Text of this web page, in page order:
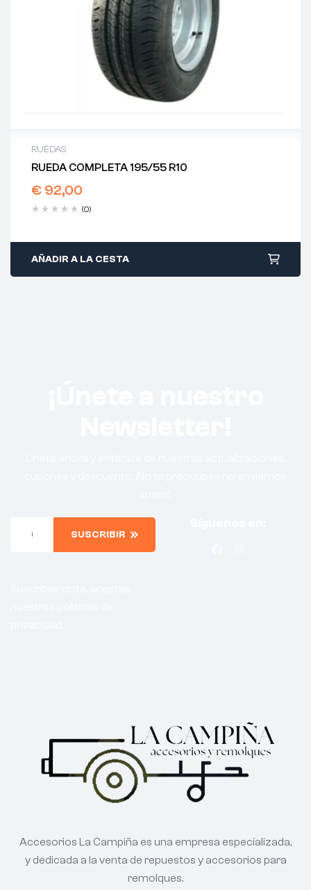
RUEDAS
RUEDA COMPLETA 195/55 R10
€ 92,00
(0)
AÑADIR A LA CESTA
SUSCRIBIR
Accesorios La Campiña es una empresa especializada,
y dedicada a la venta de repuestos y accesorios para
remolques.